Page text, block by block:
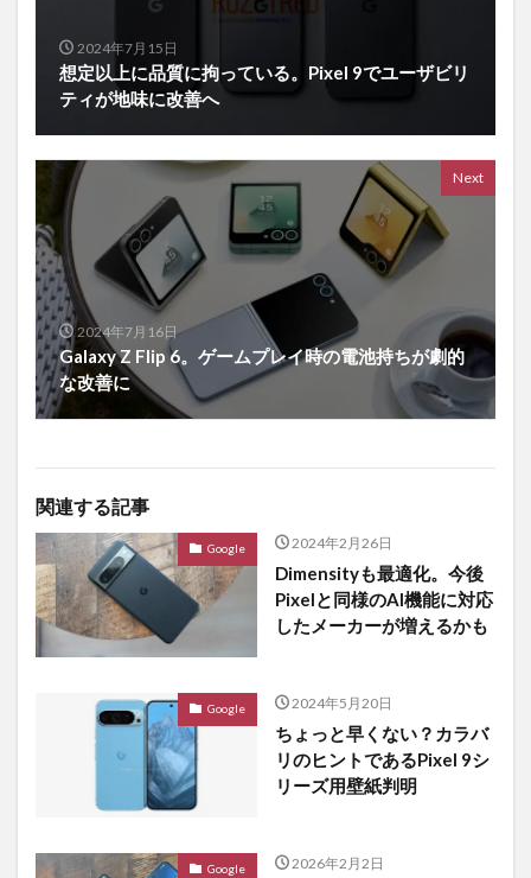
2024年7月15日
想定以上に品質に拘っている。Pixel 9でユーザビリ
ティが地味に改善へ
Next
2024年7月16日
Galaxy Z Flip 6。ゲームプレイ時の電池持ちが劇的
な改善に
関連する記事
Google 2024年2月26日
Dimensityも最適化。今後
Pixelと同様のAI機能に対応
したメーカーが増えるかも
Google 2024年5月20日
ちょっと早くない？カラバ
リのヒントであるPixel 9シ
リーズ用壁紙判明
Google 2026年2月2日